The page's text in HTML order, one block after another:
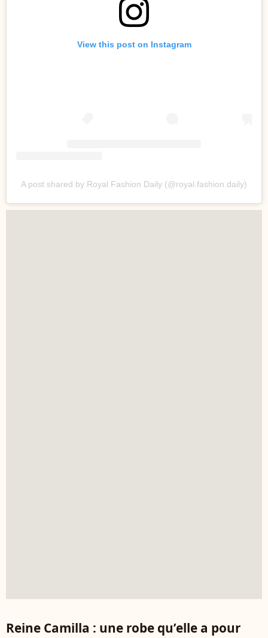
View this post on Instagram
A post shared by Royal Fashion Daily (@royal.fashion.daily)
Reine Camilla : une robe qu’elle a pour